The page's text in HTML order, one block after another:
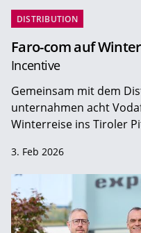
DISTRIBUTION
Faro-com auf
Incentive
Gemeinsam mit dem
unternahmen acht
Winterreise ins Tiroler
3. Feb 2026